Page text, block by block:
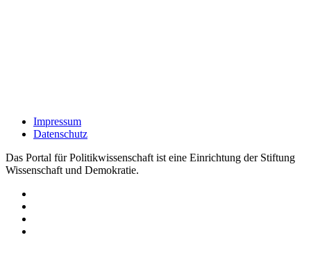
Impressum
Datenschutz
Das Portal für Politikwissenschaft ist eine Einrichtung der Stiftung
Wissenschaft und Demokratie.